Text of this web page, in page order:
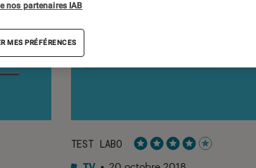
TEST LABO
Noté 4 étoiles sur 5
nos partenaires IAB
MES PRÉFÉRENCES